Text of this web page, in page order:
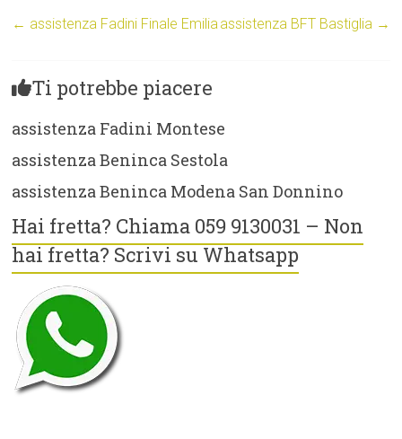
← assistenza Fadini Finale Emilia assistenza BFT Bastiglia →
Ti potrebbe piacere
assistenza Fadini Montese
assistenza Beninca Sestola
assistenza Beninca Modena San Donnino
Hai fretta? Chiama 059 9130031 – Non
hai fretta? Scrivi su Whatsapp